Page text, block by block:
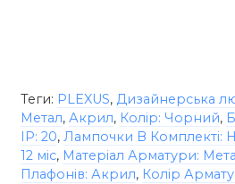
Теги: PLEXUS, Дизайнерська
Метал, Акрил, Колір: Чорний,
IP: 20, Лампочки В Комплекті:
12 міс, Матеріал Арматури:
Плафонів: Акрил, Колір